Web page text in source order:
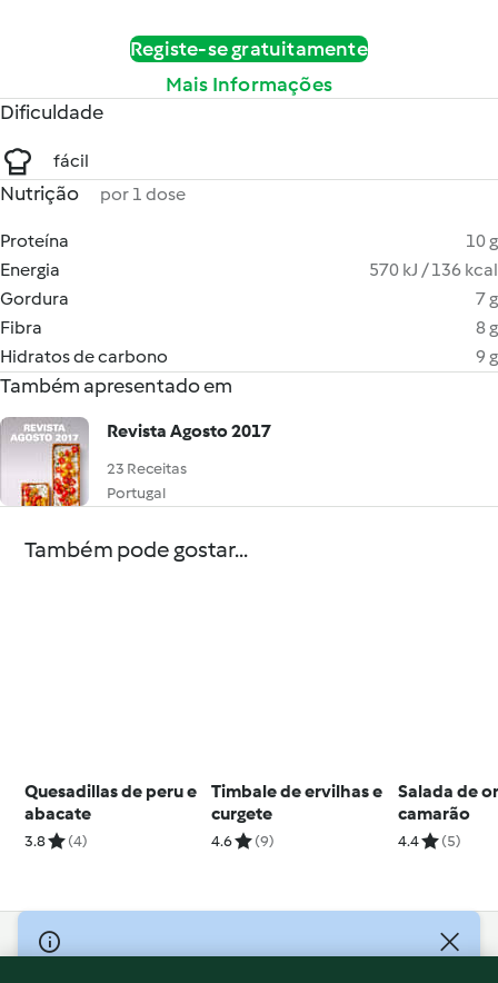
Registe-se gratuitamente
Mais Informações
Dificuldade
fácil
Nutrição por 1 dose
Proteína
10 g
Energia
570 kJ / 136 kcal
Gordura
7 g
Fibra
8 g
Hidratos de carbono
9 g
Também apresentado em
Revista Agosto 2017
23 Receitas
Portugal
Também pode gostar...
Quesadillas de peru e
abacate
3.8 (4)
Timbale de ervilhas e
curgete
4.6 (9)
Salada de
camarão
4.4 (5)
© Copyright 2026